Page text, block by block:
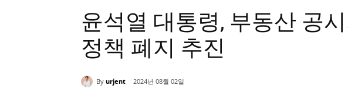
윤석열 대통령, 부동산 공
정책 폐지 추진
By urjent 2024년 08월 02일